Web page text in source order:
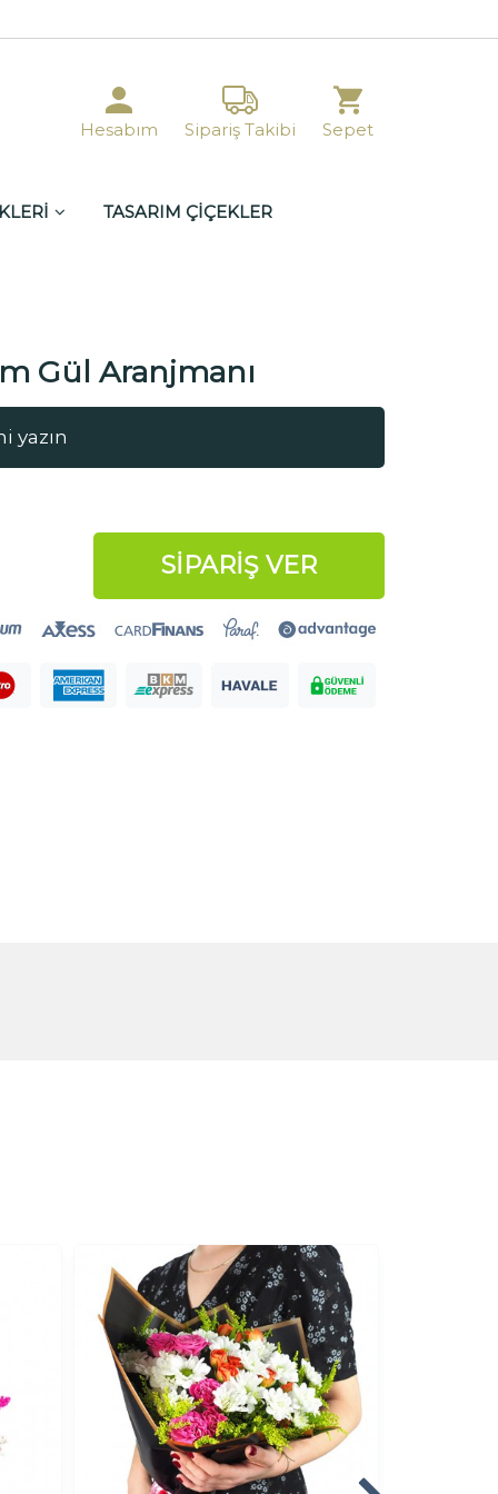
Hesabım Sipariş Takibi Sepet
TASARIM ÇİÇEKLER
Gül Aranjmanı
SİPARİŞ VER